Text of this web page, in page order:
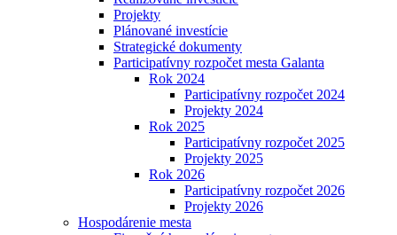
Projekty
Plánované investície
Strategické dokumenty
Participatívny rozpočet mesta Galanta
Rok 2024
Participatívny rozpočet 2024
Projekty 2024
Rok 2025
Participatívny rozpočet 2025
Projekty 2025
Rok 2026
Participatívny rozpočet 2026
Projekty 2026
Hospodárenie mesta